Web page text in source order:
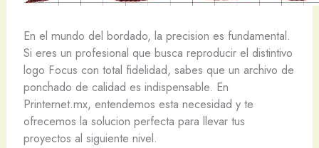
En el mundo del bordado, la precision es fundamental.
Si eres un profesional que busca reproducir el distintivo
logo Focus con total fidelidad, sabes que un archivo de
ponchado de calidad es indispensable. En
Printernet.mx, entendemos esta necesidad y te
ofrecemos la solucion perfecta para llevar tus
proyectos al siguiente nivel.